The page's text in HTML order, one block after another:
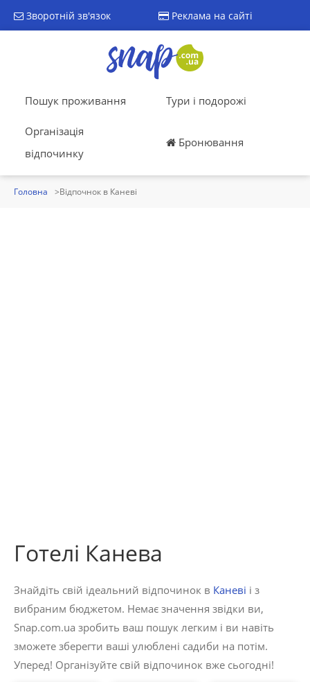
Зворотній зв'язок Реклама на сайті
Пошук проживання Тури і подорожі
Організація
відпочинку
Бронювання
Головна Відпочнок в Каневі
Готелі Канева
Знайдіть свій ідеальний відпочинок в Каневі і з
вибраним бюджетом. Немає значення звідки ви,
Snap.com.ua зробить ваш пошук легким і ви навіть
зможете зберегти ваші улюблені садиби на потім.
Уперед! Організуйте свій відпочинок вже сьогодні!